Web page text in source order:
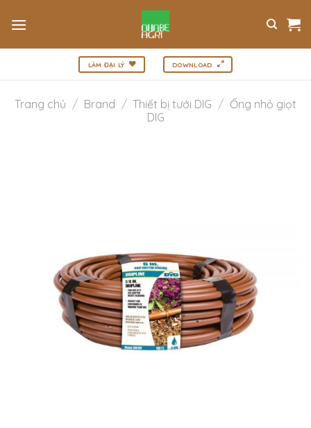
qua
nội
dung
LÀM ĐẠI LÝ DOWNLOAD
Trang chủ / Brand / Thiết bị tưới DIG / Ống nhỏ giọt
DIG